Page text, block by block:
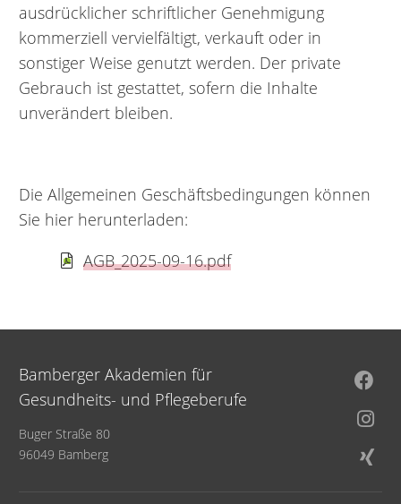
ausdrücklicher schriftlicher Genehmigung
kommerziell vervielfältigt, verkauft oder in
sonstiger Weise genutzt werden. Der private
Gebrauch ist gestattet, sofern die Inhalte
unverändert bleiben.
Die Allgemeinen Geschäftsbedingungen können
Sie hier herunterladen:
AGB_2025-09-16.pdf
Bamberger Akademien für
Gesundheits- und Pflegeberufe
Buger Straße 80
96049 Bamberg